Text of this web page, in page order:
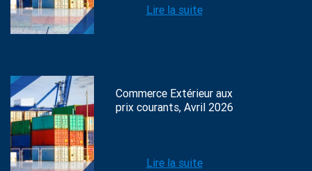
Lire la suite
Commerce Extérieur aux
prix courants, Avril 2026
Lire la suite